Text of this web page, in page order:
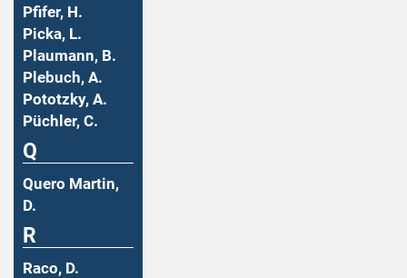
Pfifer, H.
Picka, L.
Plaumann, B.
Plebuch, A.
Pototzky, A.
Püchler, C.
Q
Quero Martin,
D.
R
Raco, D.